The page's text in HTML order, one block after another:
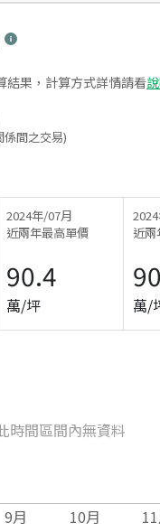
結果，計算方式詳情請看
間之交易)
2024年/07月
近兩年最高單價
90.4
萬/坪
近兩
萬/
時間區間內無資料
9月 10月 11